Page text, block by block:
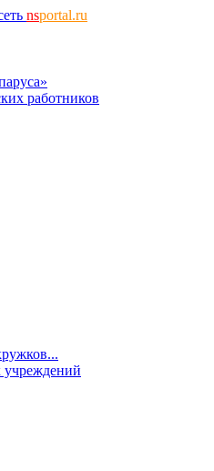
nsportal.ru
работников
учреждений